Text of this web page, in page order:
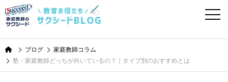
ブログ
家庭教師コラム
塾・家庭教師どっちが向いているの？｜タイプ別のおすすめとは